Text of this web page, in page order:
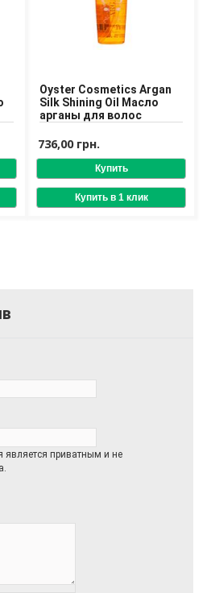
Oyster Cosmetics Argan
Silk Shining Oil Масло
арганы для волос
736,00 грн.
приватным и не